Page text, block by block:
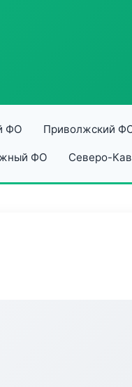
ФО Приволжский
ФО Северо-